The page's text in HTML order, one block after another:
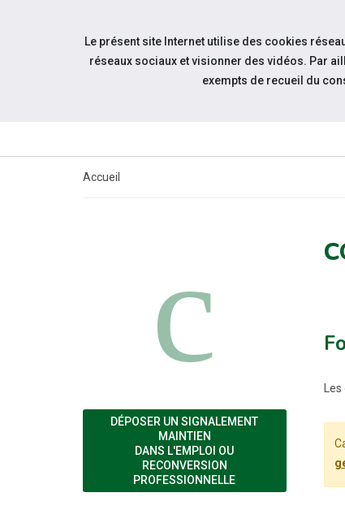
Aller au contenu
Accueil
DÉPOSER UN SIGNALEMENT
MAINTIEN
DANS L'EMPLOI OU
RECONVERSION
PROFESSIONNELLE
Le présent site Internet utilise des cookies
réseaux sociaux et visionner des vidéos. Par
exempts de recueil du